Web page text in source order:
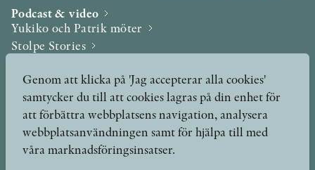
Podcast & video
Yukiko och Patrik möter
Stolpe Stories
Utmärkelser & Format
Utmärkelser
Övriga format
Genom att klicka på 'Jag accepterar alla cookies'
samtycker du till att cookies lagras på din enhet för
att förbättra webbplatsens navigation, analysera
webbplatsanvändningen samt för hjälpa till med
våra marknadsföringsinsatser.